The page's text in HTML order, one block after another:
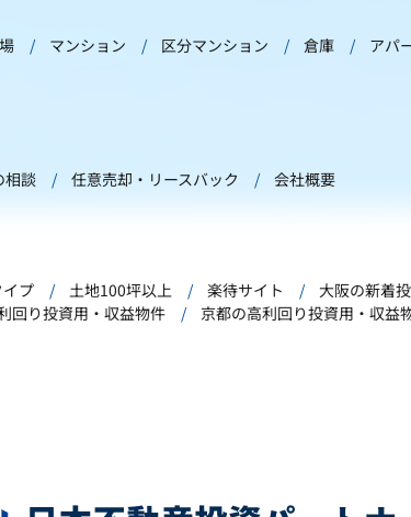
マンション 区分マンション 倉庫 アパ
相談 任意売却・リースバック 会社概要
プ 土地100坪以上 楽待サイト
大阪の新着
回り投資用・収益物件 京都の高利回り投資用・収益